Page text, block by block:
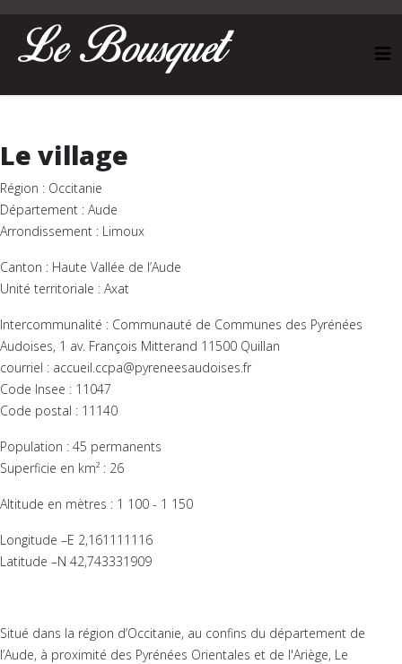
Le village
Région : Occitanie
Département : Aude
Arrondissement : Limoux
Canton : Haute Vallée de l’Aude
Unité territoriale : Axat
Intercommunalité : Communauté de Communes des Pyrénées
Audoises, 1 av. François Mitterand 11500 Quillan
courriel : accueil.ccpa@pyreneesaudoises.fr
Code Insee : 11047
Code postal : 11140
Population : 45 permanents
Superficie en km² : 26
Altitude en mètres : 1 100 - 1 150
Longitude –E 2,161111116
Latitude –N 42,743331909
Situé dans la région d’Occitanie, au confins du département de
l’Aude, à proximité des Pyrénées Orientales et de l'Ariège, Le